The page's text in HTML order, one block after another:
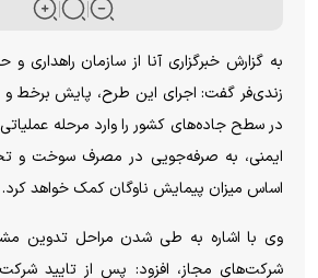
به گزارش خبرگزاری آنا از سازمان راهداری
زندی‌فر گفت: اجرای این طرح، پایش برخط
در سطح جاده‌های کشور را وارد مرحله عملیاتی
ایمنی، به صرفه‌جویی در مصرف سوخت و
اساس میزان پیمایش ناوگان کمک خواهد کرد.
وی با اشاره به طی شدن مراحل تدوین
شرکت‌های مجاز، افزود: پس از تایید